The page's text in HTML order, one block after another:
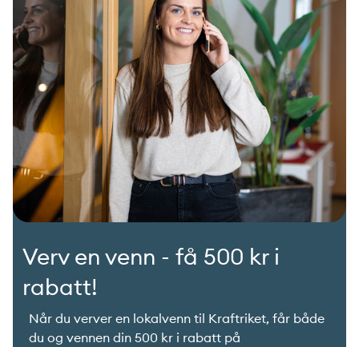
Verv en venn - få 500 kr i
rabatt!
Når du verver en lokalvenn til Kraftriket, får både
du og vennen din 500 kr i rabatt på